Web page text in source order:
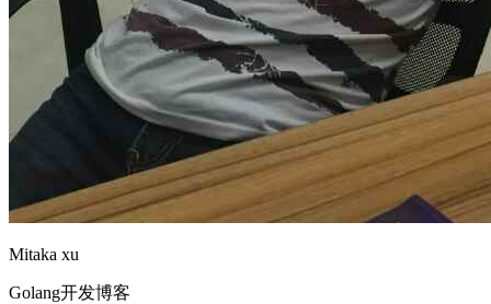
Mitaka xu
Golang开发博客